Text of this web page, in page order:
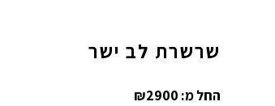
שרשרת לב ישר
החל מ: ₪2900